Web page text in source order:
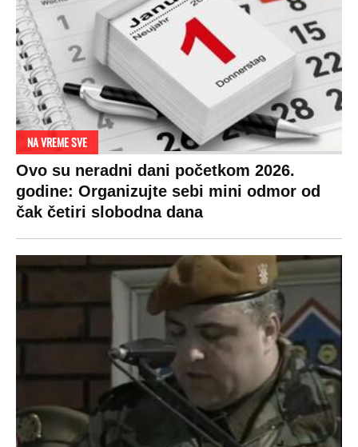
NA VREME SVE
Ovo su neradni dani početkom 2026.
godine: Organizujte sebi mini odmor od
čak četiri slobodna dana